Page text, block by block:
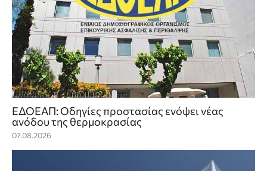
ΕΔΟΕΑΠ: Οδηγίες προστασίας ενόψει νέας
ανόδου της θερμοκρασίας
07.08.2026